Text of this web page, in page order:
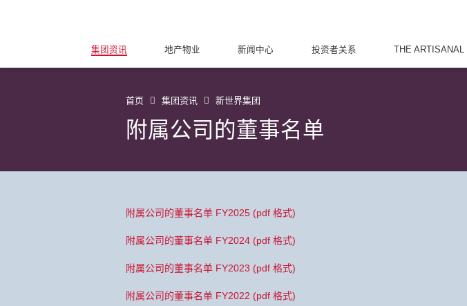
集团资讯 地产物业 新闻中心 投资者关系 THE ARTISANAL
首页 集团资讯 新世界集团
附属公司的董事名单
附属公司的董事名单 FY2025 (pdf 格式)
附属公司的董事名单 FY2024 (pdf 格式)
附属公司的董事名单 FY2023 (pdf 格式)
附属公司的董事名单 FY2022 (pdf 格式)